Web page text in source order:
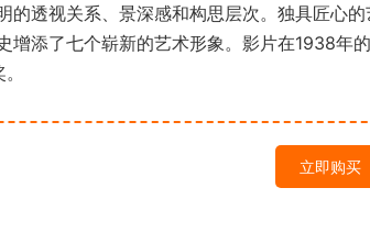
的透视关系、景深感和构思层次。独具匠心的
增添了七个崭新的艺术形象。影片在1938年
立即购买